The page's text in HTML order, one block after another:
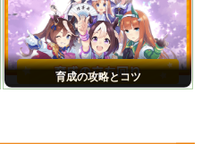
育成の攻略とコツ